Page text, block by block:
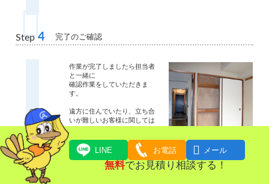
Step 4 完了のご確認
作業が完了しましたら担当者
と一緒に
確認作業をしていただきま
す。
遠方に住んでいたり、立ち合
いが難しいお客様に関しては
LINE お電話  メール
無料でお見積り相談する！